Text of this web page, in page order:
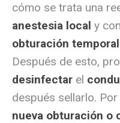
cómo se trata una
anestesia local y
obturación
Después de esto,
desinfectar el
después sellarlo.
nueva obturación o